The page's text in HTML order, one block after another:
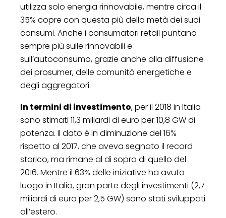
utilizza solo energia rinnovabile, mentre circa il
35% copre con questa più della metà dei suoi
consumi. Anche i consumatori retail puntano
sempre più sulle rinnovabili e
sull’autoconsumo, grazie anche alla diffusione
dei prosumer, delle comunità energetiche e
degli aggregatori.
In termini di investimento, per il 2018 in Italia
sono stimati 11,3 miliardi di euro per 10,8 GW di
potenza. Il dato è in diminuzione del 16%
rispetto al 2017, che aveva segnato il record
storico, ma rimane al di sopra di quello del
2016. Mentre il 63% delle iniziative ha avuto
luogo in Italia, gran parte degli investimenti (2,7
miliardi di euro per 2,5 GW) sono stati sviluppati
all’estero.